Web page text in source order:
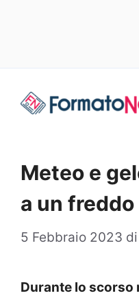
Meteo e
a un
5 Febbraio 2023 di
Durante lo scorso